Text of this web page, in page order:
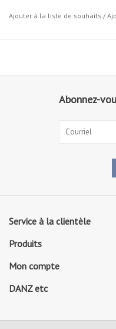
Ajouter à la liste de souhaits /
Abonnez-
Service à la clientèle
Produits
Mon compte
DANZ etc